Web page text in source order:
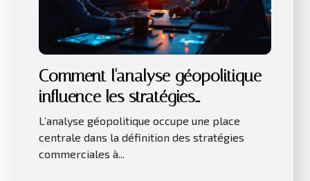
Comment l'analyse géopolitique
influence les stratégies
commerciales ?
L’analyse géopolitique occupe une place
centrale dans la définition des stratégies
commerciales à...